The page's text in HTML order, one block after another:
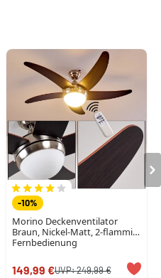
-10%
Morino Deckenventilator
Braun, Nickel-Matt, 2-flammig,
Fernbedienung
149,99 €UVP:249,99 €